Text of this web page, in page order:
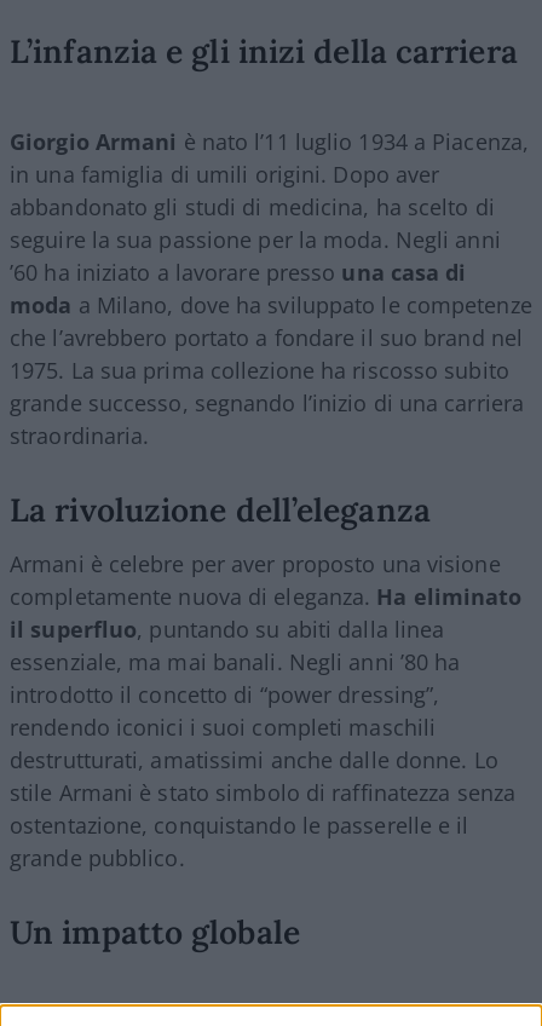
L’infanzia e gli inizi della carriera
Giorgio Armani è nato l’11 luglio 1934 a Piacenza,
in una famiglia di umili origini. Dopo aver
abbandonato gli studi di medicina, ha scelto di
seguire la sua passione per la moda. Negli anni
’60 ha iniziato a lavorare presso una casa di
moda a Milano, dove ha sviluppato le competenze
che l’avrebbero portato a fondare il suo brand nel
1975. La sua prima collezione ha riscosso subito
grande successo, segnando l’inizio di una carriera
straordinaria.
La rivoluzione dell’eleganza
Armani è celebre per aver proposto una visione
completamente nuova di eleganza. Ha eliminato
il superfluo, puntando su abiti dalla linea
essenziale, ma mai banali. Negli anni ’80 ha
introdotto il concetto di “power dressing”,
rendendo iconici i suoi completi maschili
destrutturati, amatissimi anche dalle donne. Lo
stile Armani è stato simbolo di raffinatezza senza
ostentazione, conquistando le passerelle e il
grande pubblico.
Un impatto globale